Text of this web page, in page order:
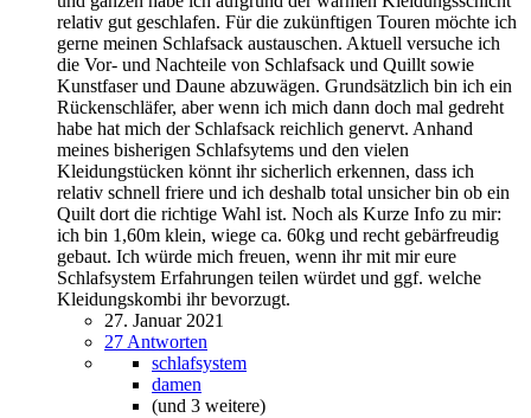
relativ gut geschlafen. Für die zukünftigen Touren möchte ich
gerne meinen Schlafsack austauschen. Aktuell versuche ich
die Vor- und Nachteile von Schlafsack und Quillt sowie
Kunstfaser und Daune abzuwägen. Grundsätzlich bin ich ein
Rückenschläfer, aber wenn ich mich dann doch mal gedreht
habe hat mich der Schlafsack reichlich genervt. Anhand
meines bisherigen Schlafsytems und den vielen
Kleidungstücken könnt ihr sicherlich erkennen, dass ich
relativ schnell friere und ich deshalb total unsicher bin ob ein
Quilt dort die richtige Wahl ist. Noch als Kurze Info zu mir:
ich bin 1,60m klein, wiege ca. 60kg und recht gebärfreudig
gebaut. Ich würde mich freuen, wenn ihr mit mir eure
Schlafsystem Erfahrungen teilen würdet und ggf. welche
Kleidungskombi ihr bevorzugt.
27. Januar 2021
27 Antworten
schlafsystem
damen
(und 3 weitere)